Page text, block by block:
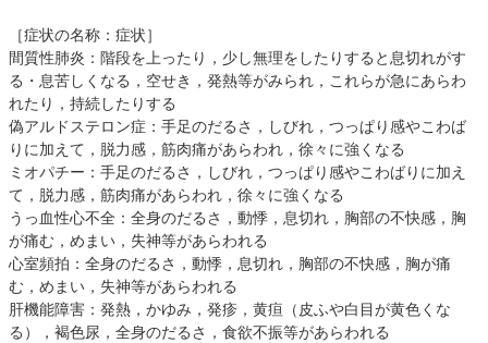
［症状の名称：症状］
間質性肺炎：階段を上ったり，少し無理をしたりすると息切れがす
る・息苦しくなる，空せき，発熱等がみられ，これらが急にあらわ
れたり，持続したりする
偽アルドステロン症：手足のだるさ，しびれ，つっぱり感やこわば
りに加えて，脱力感，筋肉痛があらわれ，徐々に強くなる
ミオパチー：手足のだるさ，しびれ，つっぱり感やこわばりに加え
て，脱力感，筋肉痛があらわれ，徐々に強くなる
うっ血性心不全：全身のだるさ，動悸，息切れ，胸部の不快感，胸
が痛む，めまい，失神等があらわれる
心室頻拍：全身のだるさ，動悸，息切れ，胸部の不快感，胸が痛
む，めまい，失神等があらわれる
肝機能障害：発熱，かゆみ，発疹，黄疸（皮ふや白目が黄色くな
る），褐色尿，全身のだるさ，食欲不振等があらわれる